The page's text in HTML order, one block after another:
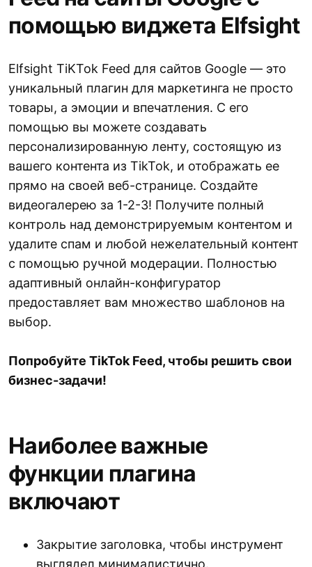
помощью виджета Elfsight
Elfsight TiKTok Feed для сайтов Google — это
уникальный плагин для маркетинга не просто
товары, а эмоции и впечатления. С его
помощью вы можете создавать
персонализированную ленту, состоящую из
вашего контента из TikTok, и отображать ее
прямо на своей веб-странице. Создайте
видеогалерею за 1-2-3! Получите полный
контроль над демонстрируемым контентом и
удалите спам и любой нежелательный контент
с помощью ручной модерации. Полностью
адаптивный онлайн-конфигуратор
предоставляет вам множество шаблонов на
выбор.
Попробуйте TikTok Feed, чтобы решить свои
бизнес-задачи!
Наиболее важные
функции плагина
включают
Закрытие заголовка, чтобы инструмент